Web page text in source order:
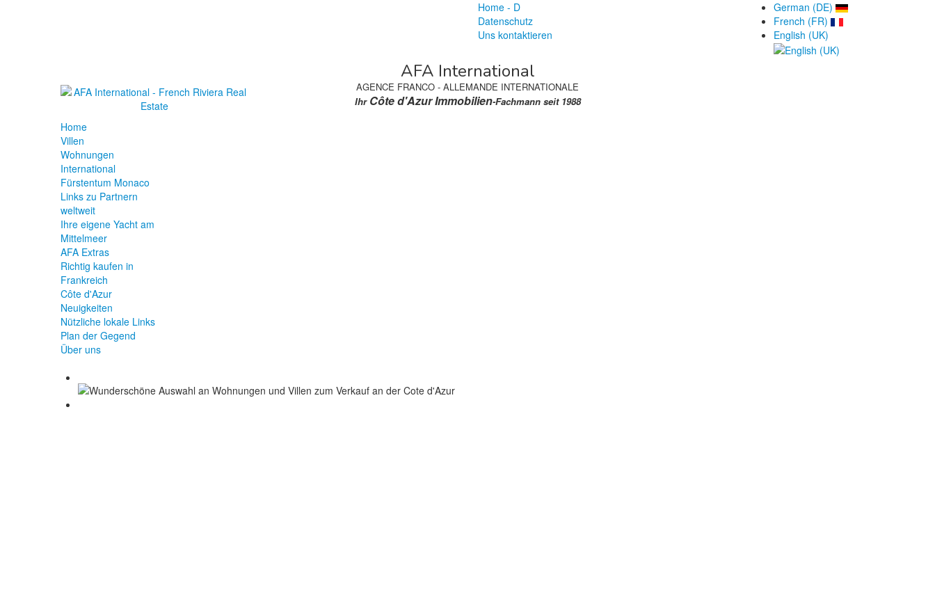
Home - D
Datenschutz
Uns kontaktieren
German (DE)
French (FR)
English (UK)
AFA International
AGENCE FRANCO - ALLEMANDE INTERNATIONALE
Ihr Côte d'Azur Immobilien-Fachmann seit 1988
Home
Villen
Wohnungen
International
Fürstentum Monaco
Links zu Partnern
weltweit
Ihre eigene Yacht am
Mittelmeer
AFA Extras
Richtig kaufen in
Frankreich
Côte d'Azur
Neuigkeiten
Nützliche lokale Links
Plan der Gegend
Über uns